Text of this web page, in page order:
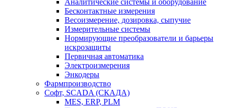
Аналитические системы и оборудование
Бесконтактные измерения
Весоизмерение, дозировка, сыпучие
Измерительные системы
Нормирующие преобразователи и барьеры
искрозащиты
Первичная автоматика
Электроизмерения
Энкодеры
Фармпроизводство
Софт, SCADA (СКАДА)
MES, ERP, PLM